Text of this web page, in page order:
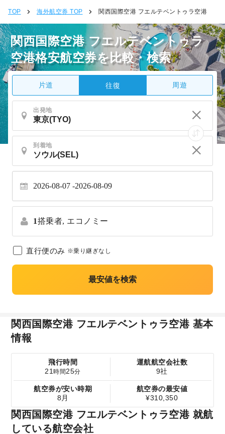
TOP 海外航空券 TOP 関西国際空港 フエルテベントゥラ空港
関西国際空港 フエルテベントゥラ
空港格安航空券を比較・検索
片道 往復 周遊
出発地
到着地
2026-08-07 2026-08-09
1搭乗者, エコノミー
直行便のみ ※乗り継ぎなし
最安値を検索
関西国際空港 フエルテベントゥラ空港 基本
情報
飛行時間
21時間25分
運航航空会社数
9社
航空券が安い時期
8月
航空券の最安値
¥310,350
関西国際空港 フエルテベントゥラ空港 就航
している航空会社